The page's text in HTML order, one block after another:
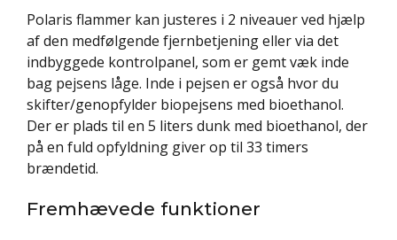
Polaris flammer kan justeres i 2 niveauer ved hjælp
af den medfølgende fjernbetjening eller via det
indbyggede kontrolpanel, som er gemt væk inde
bag pejsens låge. Inde i pejsen er også hvor du
skifter/genopfylder biopejsens med bioethanol.
Der er plads til en 5 liters dunk med bioethanol, der
på en fuld opfyldning giver op til 33 timers
brændetid.
Fremhævede funktioner